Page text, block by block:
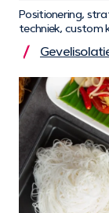
Positionering,
techniek, custom